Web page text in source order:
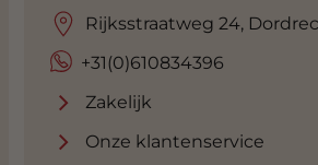
Wittmann waakt over zijn
constante temperatuur- en
vochtigheidscondities, terwijl
houten vaten. De oudste van
vele grote jaargangen. Elk vat
+31(0)610834396
Rijksstraatweg 24,
Zakelijk
Onze klantenservice